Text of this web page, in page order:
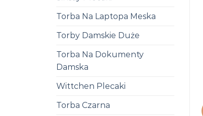
Torba Na Laptopa Meska
Torby Damskie Duże
Torba Na Dokumenty
Damska
Wittchen Plecaki
Torba Czarna